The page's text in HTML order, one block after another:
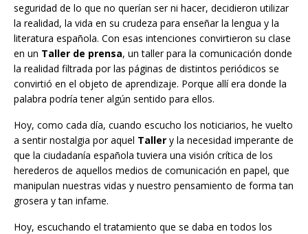
seguridad de lo que no querían ser ni hacer, decidieron utilizar
la realidad, la vida en su crudeza para enseñar la lengua y la
literatura española. Con esas intenciones convirtieron su clase
en un Taller de prensa, un taller para la comunicación donde
la realidad filtrada por las páginas de distintos periódicos se
convirtió en el objeto de aprendizaje. Porque allí era donde la
palabra podría tener algún sentido para ellos.
Hoy, como cada día, cuando escucho los noticiarios, he vuelto
a sentir nostalgia por aquel Taller y la necesidad imperante de
que la ciudadanía española tuviera una visión crítica de los
herederos de aquellos medios de comunicación en papel, que
manipulan nuestras vidas y nuestro pensamiento de forma tan
grosera y tan infame.
Hoy, escuchando el tratamiento que se daba en todos los